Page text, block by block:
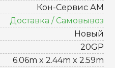
Кон-Сервис АМ
Доставка / Самовывоз
Новый
20GP
6.06m x 2.44m x 2.59m